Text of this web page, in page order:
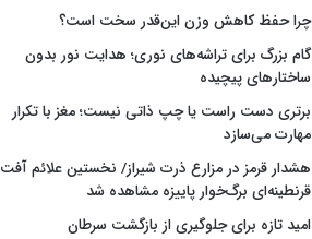
چرا حفظ کاهش وزن این‌قدر سخت است؟
گام بزرگ برای تراشه‌های نوری؛ هدایت نور بدون
ساختارهای پیچیده
برتری دست راست یا چپ ذاتی نیست؛ مغز با تکرار
مهارت می‌سازد
هشدار قرمز در مزارع ذرت شیراز/ نخستین علائم آفت
قرنطینه‌ای برگ‌خوار پاییزه مشاهده شد
امید تازه برای جلوگیری از بازگشت سرطان